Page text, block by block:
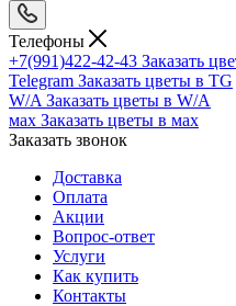
Телефоны
+7(991)422-42-43 Заказать
Telegram Заказать цветы в TG
W/A Заказать цветы в W/A
мах Заказать цветы в мах
Заказать звонок
Доставка
Оплата
Акции
Вопрос-ответ
Услуги
Как купить
Контакты